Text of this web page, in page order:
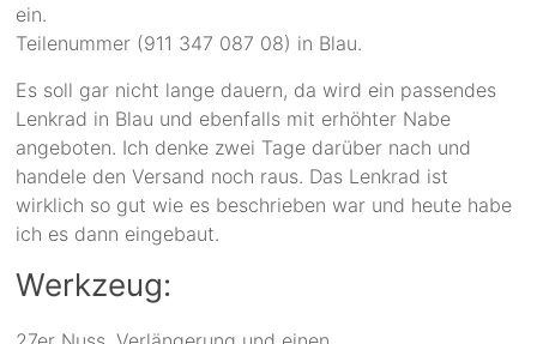
ein.
Teilenummer (911 347 087 08) in Blau.
Es soll gar nicht lange dauern, da wird ein passendes
Lenkrad in Blau und ebenfalls mit erhöhter Nabe
angeboten. Ich denke zwei Tage darüber nach und
handele den Versand noch raus. Das Lenkrad ist
wirklich so gut wie es beschrieben war und heute habe
ich es dann eingebaut.
Werkzeug: